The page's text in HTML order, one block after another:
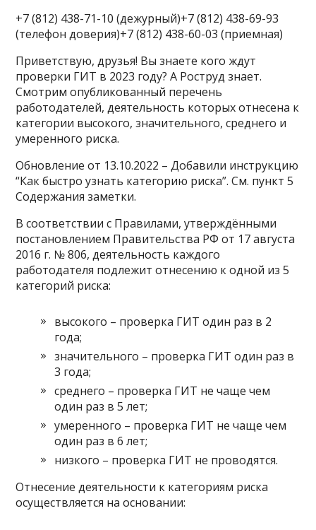
+7 (812) 438-71-10 (дежурный)+7 (812) 438-69-93
(телефон доверия)+7 (812) 438-60-03 (приемная)
Приветствую, друзья! Вы знаете кого ждут
проверки ГИТ в 2023 году? А Роструд знает.
Смотрим опубликованный перечень
работодателей, деятельность которых отнесена к
категории высокого, значительного, среднего и
умеренного риска.
Обновление от 13.10.2022 – Добавили инструкцию
“Как быстро узнать категорию риска”. См. пункт 5
Содержания заметки.
В соответствии с Правилами, утверждёнными
постановлением Правительства РФ от 17 августа
2016 г. № 806, деятельность каждого
работодателя подлежит отнесению к одной из 5
категорий риска:
высокого – проверка ГИТ один раз в 2
года;
значительного – проверка ГИТ один раз в
3 года;
среднего – проверка ГИТ не чаще чем
один раз в 5 лет;
умеренного – проверка ГИТ не чаще чем
один раз в 6 лет;
низкого – проверка ГИТ не проводятся.
Отнесение деятельности к категориям риска
осуществляется на основании: